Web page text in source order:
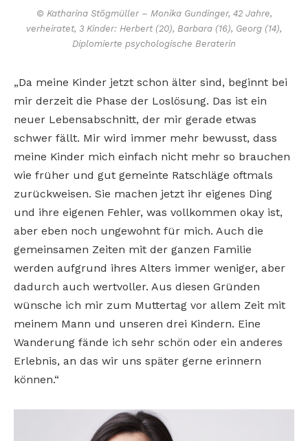
© Katharina Stögmüller – Monika Gundinger, 42 Jahre,
verheiratet, 3 Kinder: Herbert (20), Barbara (16), Georg (14),
Diplomierte psychologische Beraterin
„Da meine Kinder jetzt schon älter sind, beginnt bei
mir derzeit die Phase der Loslösung. Das ist ein
neuer Lebensabschnitt, der mir gerade etwas
schwer fällt. Mir wird immer mehr bewusst, dass
meine Kinder mich einfach nicht mehr so brauchen
wie früher und gut gemeinte Ratschläge oftmals
zurückweisen. Sie machen jetzt ihr eigenes Ding
und ihre eigenen Fehler, was vollkommen okay ist,
aber eben noch ungewohnt für mich. Auch die
gemeinsamen Zeiten mit der ganzen Familie
werden aufgrund ihres Alters immer weniger, aber
dadurch auch wertvoller. Aus diesen Gründen
wünsche ich mir zum Muttertag vor allem Zeit mit
meinem Mann und unseren drei Kindern. Eine
Wanderung fände ich sehr schön oder ein anderes
Erlebnis, an das wir uns später gerne erinnern
können.“